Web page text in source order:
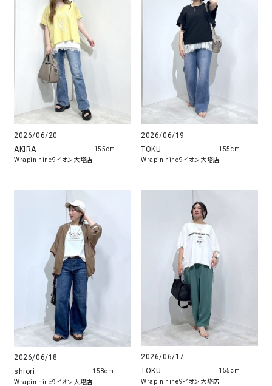
2026/06/20
AKIRA
Wrapin nine9イオン大塔店
155cm
2026/06/19
TOKU
Wrapin nine9イオン大塔店
155cm
2026/06/18
shiori
Wrapin nine9イオン大塔店
158cm
2026/06/17
TOKU
Wrapin nine9イオン大塔店
155cm